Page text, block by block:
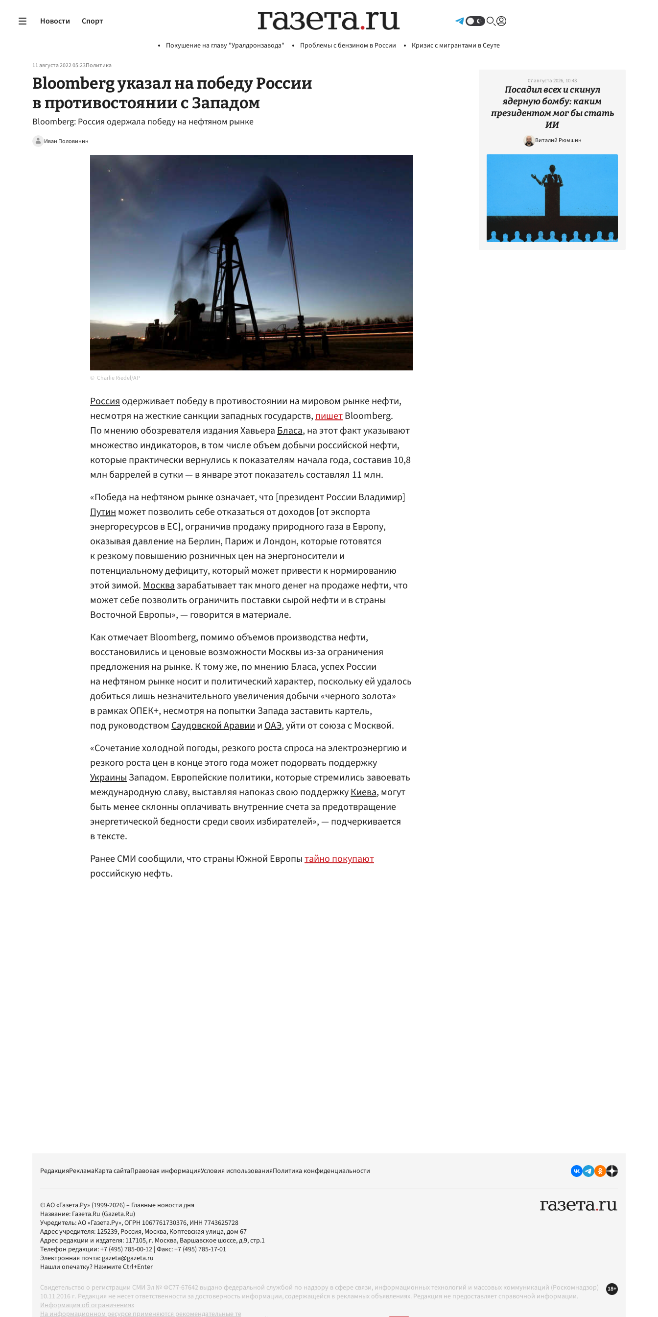
Новости Спорт
Покушение на главу "Уралдронзавода" Проблемы с бензином в России Кризис с мигрантами в Сеуте
11 августа 2022 05:23Политика
Bloomberg указал на победу России
в противостоянии с Западом
Bloomberg: Россия одержала победу на нефтяном рынке
Иван Половинин
Charlie Riedel/AP
Россияодерживает победу в противостоянии на мировом рынке нефти,
несмотря на жесткие санкции западных государств,пишетBloomberg.
По мнению обозревателя издания ХавьераБласа, на этот факт указывают
множество индикаторов, в том числе объем добычи российской нефти,
которые практически вернулись к показателям начала года, составив 10,8
млн баррелей в сутки — в январе этот показатель составлял 11 млн.
«Победа на нефтяном рынке означает, что [президент России Владимир]
Путинможет позволить себе отказаться от доходов [от экспорта
энергоресурсов в ЕC], ограничив продажу природного газа в Европу,
оказывая давление на Берлин, Париж и Лондон, которые готовятся
к резкому повышению розничных цен на энергоносители и
потенциальному дефициту, который может привести к нормированию
этой зимой.Москвазарабатывает так много денег на продаже нефти, что
может себе позволить ограничить поставки сырой нефти и в страны
Восточной Европы», — говорится в материале.
Как отмечает Bloomberg, помимо объемов производства нефти,
восстановились и ценовые возможности Москвы из-за ограничения
предложения на рынке. К тому же, по мнению Бласа, успех России
на нефтяном рынке носит и политический характер, поскольку ей удалось
добиться лишь незначительного увеличения добычи «черного золота»
в рамках ОПЕК+, несмотря на попытки Запада заставить картель,
под руководством Саудовской АравиииОАЭ, уйти от союза с Москвой.
«Сочетание холодной погоды, резкого роста спроса на электроэнергию и
резкого роста цен в конце этого года может подорвать поддержку
УкраиныЗападом. Европейские политики, которые стремились завоевать
международную славу, выставляя напоказ свою поддержкуКиева, могут
быть менее склонны оплачивать внутренние счета за предотвращение
энергетической бедности среди своих избирателей», — подчеркивается
в тексте.
Ранее СМИ сообщили, что страны Южной Европытайно покупают
российскую нефть.
07 августа 2026, 10:43
Посадил всех и скинул
ядерную бомбу: каким
президентом мог бы стать
ИИ
Виталий Рюмшин
РедакцияРекламаКарта сайтаПравовая информацияУсловия использованияПолитика конфиденциальности
© АО «Газета.Ру» (1999-2026) – Главные новости дня
Название: Газета.Ru (Gazeta.Ru)
Учредитель:АО «Газета.Ру», ОГРН 1067761730376, ИНН 7743625728
Адрес учредителя: 125239, Россия, Москва, Коптевская улица, дом 67
Адрес редакции и издателя: 117105, г. Москва, Варшавское шоссе, д.9, стр.1
Телефон редакции:+7 (495) 785-00-12 | Факс:+7 (495) 785-17-01
Электронная почта:gazeta@gazeta.ru
Нашли опечатку? Нажмите Ctrl+Enter
Свидетельство о регистрации СМИ Эл № ФС77-67642 выдано федеральной службой по надзору в сфере связи, информационных технологий и массовых коммуникаций (Роскомнадзор)
10.11.2016 г. Редакция не несет ответственности за достоверность информации, содержащейся в рекламных объявлениях. Редакция не предоставляет справочной информации.
Информация об ограничениях
На информационном ресурсе применяются рекомендательные технологии в соответствии с Правилами
18+